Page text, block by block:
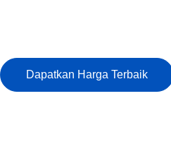
Dapatkan Harga Terbaik